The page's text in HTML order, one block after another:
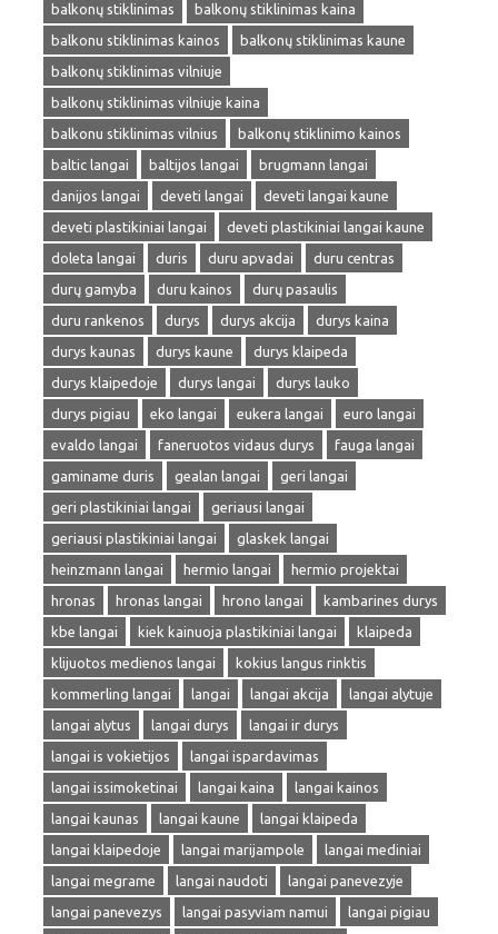
balkonų stiklinimas
balkonų stiklinimas kaina
balkonu stiklinimas kainos
balkonų stiklinimas kaune
balkonų stiklinimas vilniuje
balkonų stiklinimas vilniuje kaina
balkonu stiklinimas vilnius
balkonų stiklinimo kainos
baltic langai
baltijos langai
brugmann langai
danijos langai
deveti langai
deveti langai kaune
deveti plastikiniai langai
deveti plastikiniai langai kaune
doleta langai
duris duru apvadai
duru centras
durų gamyba
duru kainos
durų pasaulis
duru rankenos
durys durys akcija
durys kaina
durys kaunas
durys kaune
durys klaipeda
durys klaipedoje
durys langai
durys lauko
durys pigiau
eko langai eukera langai
euro langai
evaldo langai
faneruotos vidaus durys
fauga langai
gaminame duris
gealan langai
geri langai
geri plastikiniai langai
geriausi langai
geriausi plastikiniai langai
glaskek langai
heinzmann langai
hermio langai
hermio projektai
hronas
hronas langai hrono langai
kambarines durys
kbe langai
kiek kainuoja plastikiniai langai
klaipeda
klijuotos medienos langai
kokius langus rinktis
kommerling langai
langai langai akcija
langai alytuje
langai alytus
langai durys
langai ir durys
langai is vokietijos
langai ispardavimas
langai issimoketinai
langai kaina
langai kainos
langai kaunas
langai kaune
langai klaipeda
langai klaipedoje
langai marijampole
langai mediniai
langai megrame
langai naudoti
langai panevezyje
langai panevezys
langai pasyviam namui
langai pigiau